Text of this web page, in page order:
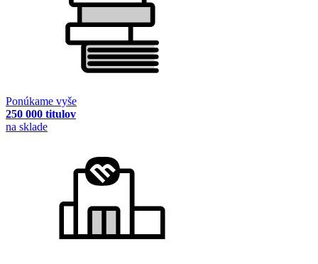
Ponúkame vyše
250 000 titulov
na sklade